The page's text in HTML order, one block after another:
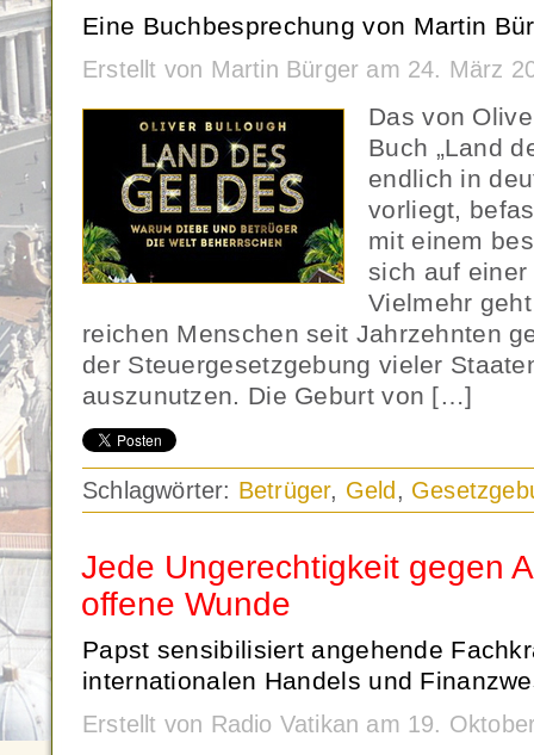
Eine Buchbesprechung von Martin
Erstellt von Martin Bürger am 24. März
Das von
Buch „Land
endlich in
vorliegt,
mit einem
sich auf
Vielmehr
reichen Menschen seit Jahrzehnten
der Steuergesetzgebung vieler
auszunutzen. Die Geburt von […]
Schlagwörter: Betrüger, Geld ,
Jede Ungerechtigkeit gegen
offene Wunde
Papst sensibilisiert angehende
internationalen Handels und
Erstellt von Radio Vatikan am 19.